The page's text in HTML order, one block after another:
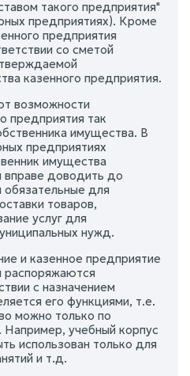
такого предприятия"
предприятиях). Кроме
предприятия
со сметой
казенного предприятия.
возможности
предприятия так
имущества. В
предприятиях
имущества
вправе доводить до
обязательные для
товаров,
услуг для
нужд.
и казенное предприятие
распоряжаются
с назначением
его функциями, т.е.
можно только по
учебный корпус
использован только для
и т.д.